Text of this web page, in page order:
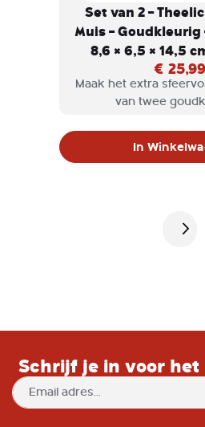
Set van 2 –
Muis – Goudkleurig
8,6 × 6,5 × 14,5
€ 25,99
Maak het extra
van twee
de polyresin afwerking
In
Schrijf je in voor
Abonneer
u